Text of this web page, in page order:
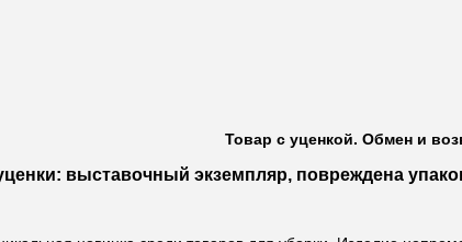
Товар с уценкой. Обмен и
выставочный экземпляр, повреждена